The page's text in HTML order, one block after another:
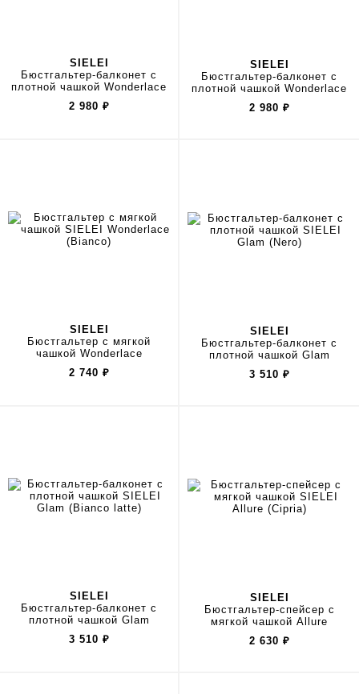
SIELEI
Бюстгальтер-балконет с
плотной чашкой Wonderlace
2 980 ₽
SIELEI
Бюстгальтер-балконет с
плотной чашкой Wonderlace
2 980 ₽
SIELEI
Бюстгальтер с мягкой
чашкой Wonderlace
2 740 ₽
SIELEI
Бюстгальтер-балконет с
плотной чашкой Glam
3 510 ₽
SIELEI
Бюстгальтер-балконет с
плотной чашкой Glam
3 510 ₽
SIELEI
Бюстгальтер-спейсер с
мягкой чашкой Allure
2 630 ₽